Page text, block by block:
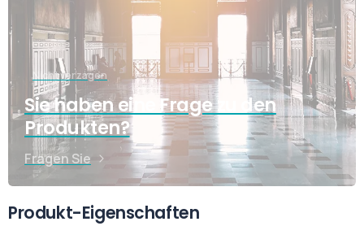
Nicht verzagen
Sie haben eine Frage zu den
Produkten?
Fragen Sie
Produkt-Eigenschaften